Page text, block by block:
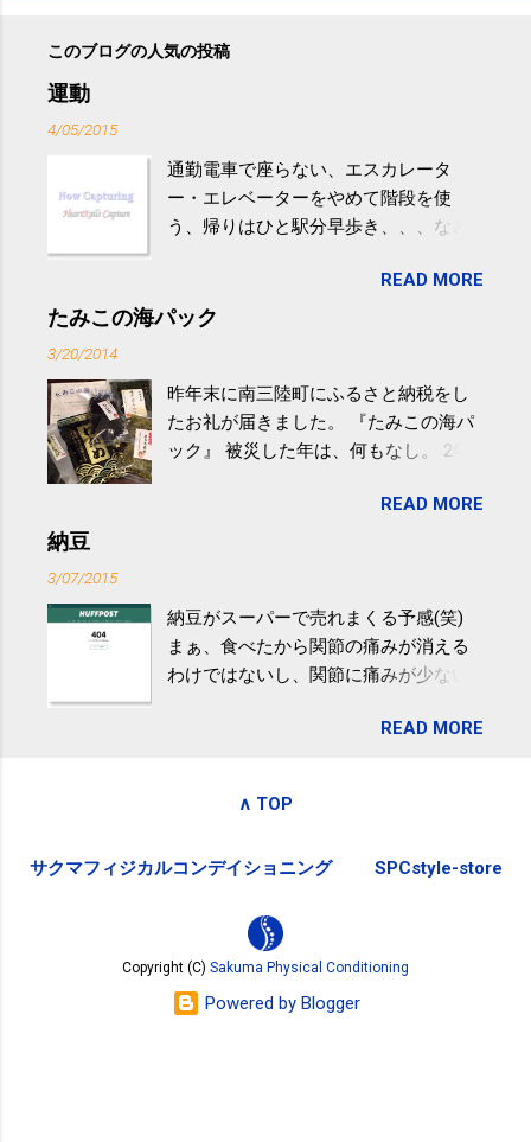
このブログの人気の投稿
運動
4/05/2015
通勤電車で座らない、エスカレータ
ー・エレベーターをやめて階段を使
う、帰りはひと駅分早歩き、、、など
やすい。 スポーツウェア・シューズで
するものだけが運動ではない。 食べ
けると改善する、との結果を筑波大の
研究チームが発表した。改善が期待で
きるのは、過度の飲酒が原因ではない
減らなくても効果があるという。 正田
波大「減量しなくても効果」 - ニュー
ス - アピタル（医療・健康）
READ MORE
たみこの海パック
3/20/2014
昨年末に南三陸町にふるさと納税をし
たお礼が届きました。 『たみこの海パ
ック』 被災した年は、何もなし。 2年
が『たみこの海パック』。 ボランティ
全く考えていなかったので、貰えると
少しづつ復興してる感が伝わってきて
嬉しいです。 あと、ふるさと納税が節
ですが、節税になるほど稼げていない
税務局｜ふるさと納税など個人住民税
READ MORE
納豆
3/07/2015
納豆がスーパーで売れまくる予感(笑)
まぁ、食べたから関節の痛みが消える
わけではないし、関節に痛みが少ない
ど。。 「関節の老化」は、「コンドロ
歳をピークにして、体内で作られる量
代の半分、60代ではそのさらに半分に
起こさないためには、食生活で「コン
ドロイチン」を補うことが大切。そし
て「コンドロイチン」という成分は、
納豆をはじめとしたネバネバ&ヌルヌル
READ MORE
∧ TOP
サクマフィジカルコンデイショニング SPCstyle-store
Copyright (C) Sakuma Physical Conditioning
Powered by Blogger